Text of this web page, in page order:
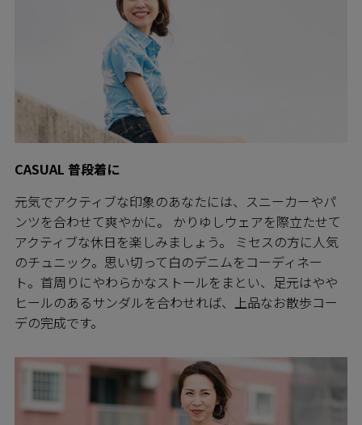
CASUAL 普段着に
元気でアクティブな印象のあなたには、スニーカーやパ
ンツを合わせて爽やかに。 かりゆしウェアを際立たせて
アクティブな休日を楽しみましょう。 ミセスの方に人気
のチュニック。思い切って白のデニムをコーディネー
ト。首周りにやわらかなストールをまとい、足元はやや
ヒールのあるサンダルを合わせれば、上品なお散歩コー
デの完成です。